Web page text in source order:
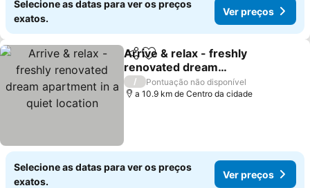
Selecione as datas para ver os preços
exatos.
Ver preços
PartilharAdicionar aos favoritos
Arrive & relax - freshly
renovated dream
apartment in a quiet
location
Ver preços
/
Pontuação não disponível
a 10.9 km de Centro da cidade
Selecione as datas para ver os preços
exatos.
Ver preços